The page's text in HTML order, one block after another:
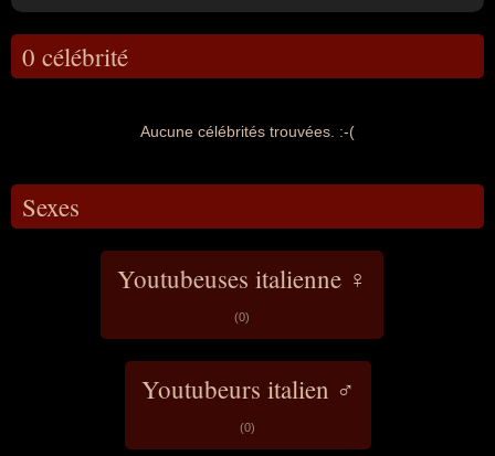
0 célébrité
Aucune célébrités trouvées. :-(
Sexes
Youtubeuses italienne ♀
(0)
Youtubeurs italien ♂
(0)